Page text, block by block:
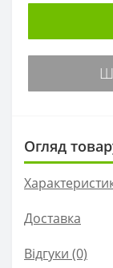
Огляд
Доставка
Відгуки (0)